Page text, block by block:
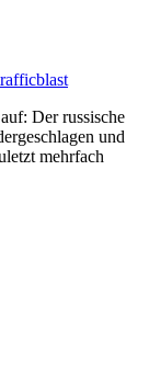
Der russische
und
mehrfach